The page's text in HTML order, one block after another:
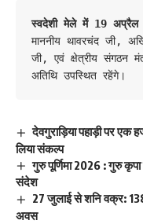
स्वदेशी मेले में 19 अप्रैल
माननीय थावरचंद जी,
जी, एवं क्षेत्रीय संगठन
अतिथि उपस्थित रहेंगे।
देवगुराड़िया पहाड़ी पर एक
लिया संकल्प
गुरु पूर्णिमा 2026 : गुरु
संदेश
27 जुलाई से शनि वक्र: 138
अवस